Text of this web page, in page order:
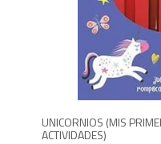
UNICORNIOS (MIS
ACTIVIDADES)